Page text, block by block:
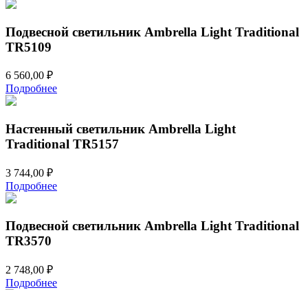
Подвесной светильник Ambrella Light Traditional
TR5109
6 560,00 ₽
Подробнее
Настенный светильник Ambrella Light
Traditional TR5157
3 744,00 ₽
Подробнее
Подвесной светильник Ambrella Light Traditional
TR3570
2 748,00 ₽
Подробнее